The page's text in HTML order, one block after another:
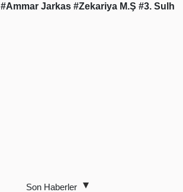
#Ammar Jarkas #Zekariya M.Ş #3. Sulh
Son Haberler